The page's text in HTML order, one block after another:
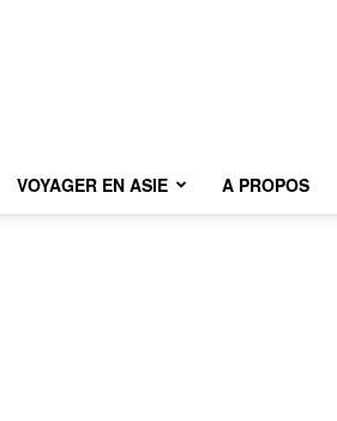
VOYAGER EN ASIE A PROPOS